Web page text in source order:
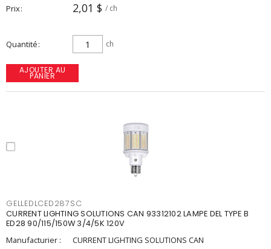
Prix 2,01 $ / ch
Quantité ch
AJOUTER AU
PANIER
GELLEDLCED287SC
CURRENT LIGHTING SOLUTIONS CAN 93312102 LAMPE DEL TYPE B
ED28 90/115/150W 3/4/5K 120V
Manufacturier :
CURRENT LIGHTING SOLUTIONS CAN